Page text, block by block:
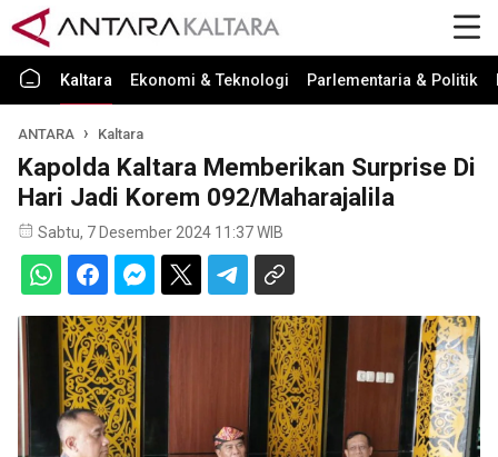
Kaltara Ekonomi & Teknologi Parlementaria & Politik
ANTARA Kaltara
Kapolda Kaltara Memberikan Surprise Di
Hari Jadi Korem 092/Maharajalila
Sabtu, 7 Desember 2024 11:37 WIB